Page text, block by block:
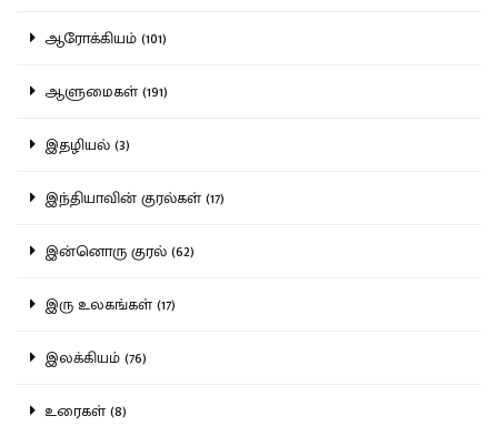
ஆரோக்கியம் (101)
ஆளுமைகள் (191)
இதழியல் (3)
இந்தியாவின் குரல்கள் (17)
இன்னொரு குரல் (62)
இரு உலகங்கள் (17)
இலக்கியம் (76)
உரைகள் (8)